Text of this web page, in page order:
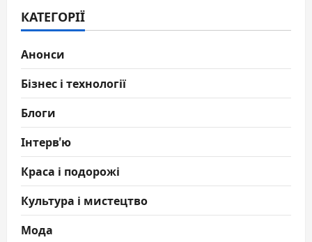
КАТЕГОРІЇ
Анонси
Бізнес і технології
Блоги
Інтерв'ю
Краса і подорожі
Культура і мистецтво
Мода